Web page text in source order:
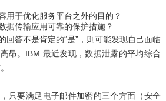
用于优化服务平台之外的目的？
据传输应用可靠的保护措施？
回答不是肯定的“是”，则可能发现自己面临
昂。IBM 最近发现，数据泄露的平均综合
。
只要满足电子邮件加密的三个方面（安全